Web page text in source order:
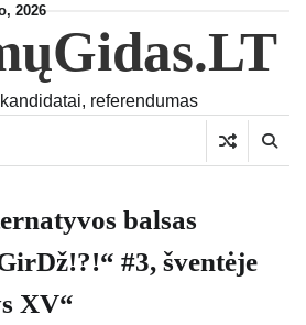
2026
referendumas
balsas
#3, šventėje
XV“